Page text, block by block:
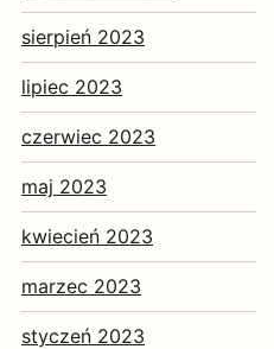
sierpień 2023
lipiec 2023
czerwiec 2023
maj 2023
kwiecień 2023
marzec 2023
styczeń 2023